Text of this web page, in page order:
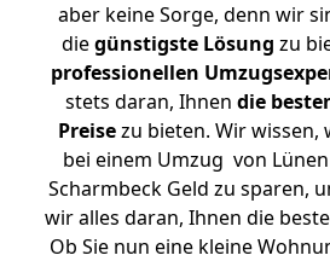
aber keine Sorge, denn wir
diegünstigste Lösung zu
professionellen
stets daran, Ihnen die
Preisezu bieten. Wir wissen,
bei einem Umzug von
Scharmbeck Geld zu sparen,
wir alles daran, Ihnen die
Ob Sie nun eine kleine